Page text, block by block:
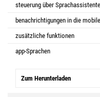
steuerung über
benachrichtigungen in die
zusätzliche funktionen
app-Sprachen
Zum Herunterladen